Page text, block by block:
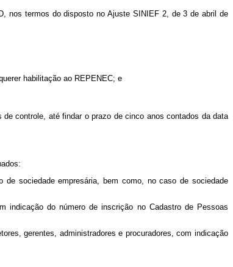
nos termos do disposto no Ajuste SINIEF 2, de 3 de abril de
habilitação ao REPENEC; e
controle, até findar o prazo de cinco anos contados da data
de sociedade empresária, bem como, no caso de sociedade
indicação do número de inscrição no Cadastro de Pessoas
gerentes, administradores e procuradores, com indicação